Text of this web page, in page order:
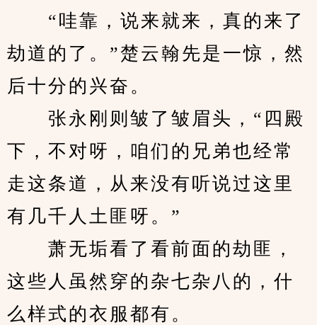
“哇靠，说来就来，真的来了
劫道的了。”楚云翰先是一惊，然
后十分的兴奋。
张永刚则皱了皱眉头，“四殿
下，不对呀，咱们的兄弟也经常
走这条道，从来没有听说过这里
有几千人土匪呀。”
萧无垢看了看前面的劫匪，
这些人虽然穿的杂七杂八的，什
么样式的衣服都有。